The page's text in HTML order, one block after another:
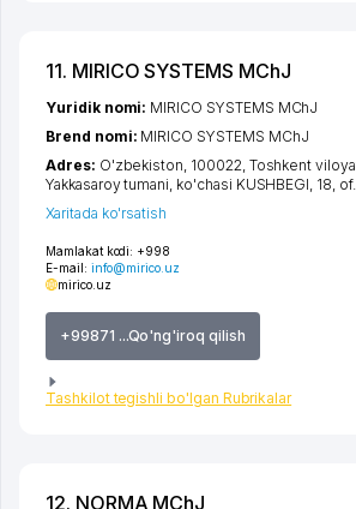
11. MIRICO SYSTEMS MChJ
Mamlakat kodi: +998
E-mail: info@mirico.uz
mirico.uz
+99871 ...Qo'ng'iroq qilish
Tashkilot tegishli bo'lgan Rubrikalar
Yuridik nomi: MIRICO SYSTEMS MChJ
Brend nomi: MIRICO SYSTEMS MChJ
Adres: O'zbekiston, 100022, Toshkent
Yakkasaroy tumani, ko'chasi KUSHBEGI, 18,
Xaritada ko'rsatish
12. NORMA MChJ